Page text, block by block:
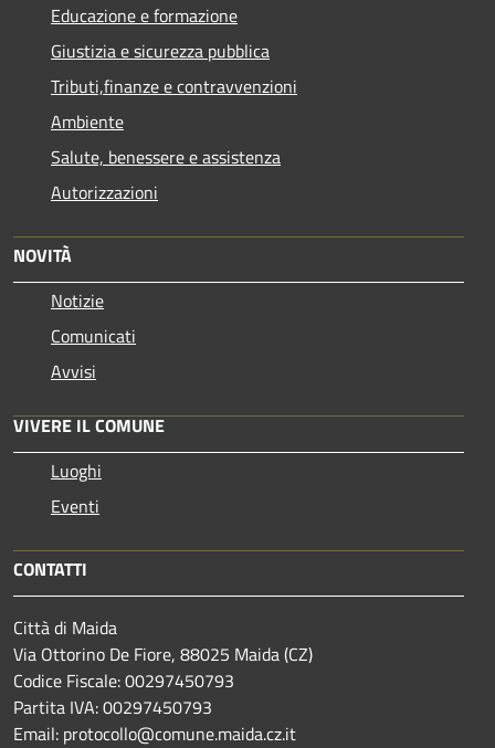
Educazione e formazione
Giustizia e sicurezza pubblica
Tributi,finanze e contravvenzioni
Ambiente
Salute, benessere e assistenza
Autorizzazioni
NOVITÀ
Notizie
Comunicati
Avvisi
VIVERE IL COMUNE
Luoghi
Eventi
CONTATTI
Città di Maida
Via Ottorino De Fiore, 88025 Maida (CZ)
Codice Fiscale: 00297450793
Partita IVA: 00297450793
Email: protocollo@comune.maida.cz.it